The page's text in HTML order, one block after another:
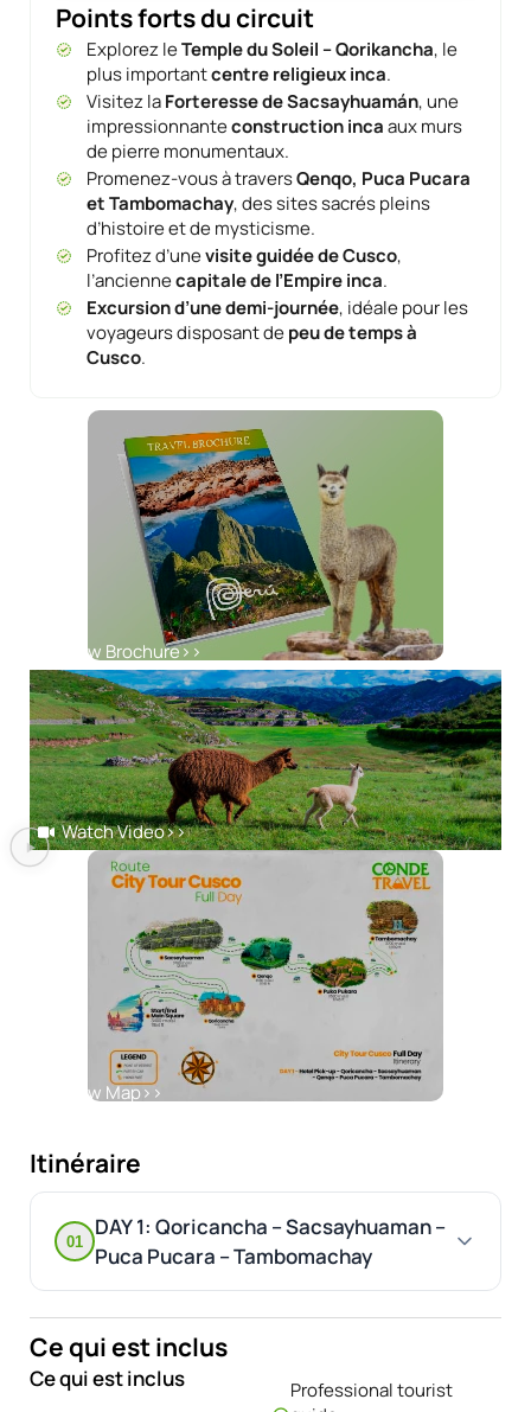
Points forts du circuit
Explorez leTemple du Soleil – Qorikancha, le
plus importantcentre religieux inca.
Visitez laForteresse de Sacsayhuamán, une
impressionnanteconstruction incaaux murs
de pierre monumentaux.
Promenez-vous à traversQenqo, Puca Pucara
et Tambomachay, des sites sacrés pleins
d’histoire et de mysticisme.
Profitez d’unevisite guidée de Cusco,
l’anciennecapitale de l’Empire inca.
Excursion d’une demi-journée, idéale pour les
voyageurs disposant depeu de temps à
Cusco.
View Brochure>>
Watch Video>>
View Map>>
Itinéraire
01
DAY 1: Qoricancha – Sacsayhuaman –
Puca Pucara – Tambomachay
Ce qui est inclus
Ce qui est inclus
Professional tourist